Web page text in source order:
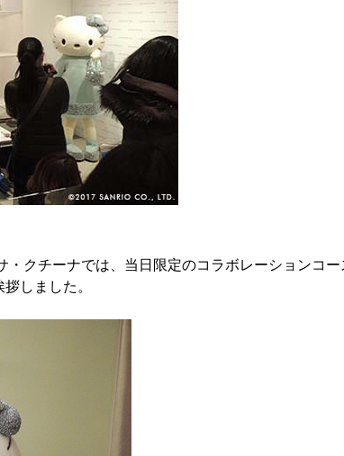
・クチーナでは、当日限定のコラボレーションコ
しました。